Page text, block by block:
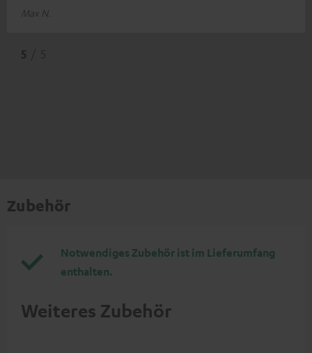
Max N.
Zubehör
Notwendiges Zubehör ist im Lieferumfang
enthalten.
Weiteres Zubehör